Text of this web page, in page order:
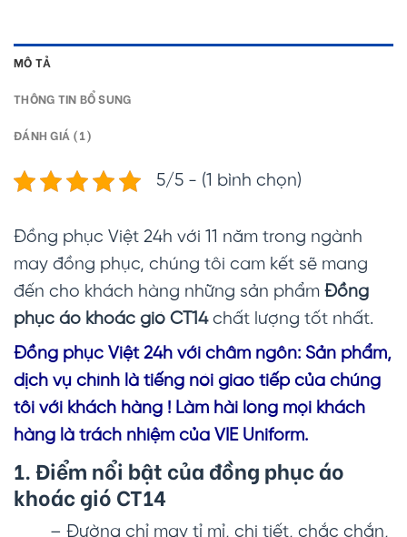
MÔ TẢ
THÔNG TIN BỔ SUNG
ĐÁNH GIÁ (1)
5/5 - (1 bình chọn)
Đồng phục Việt 24h với 11 năm trong ngành
may đồng phục, chúng tôi cam kết sẽ mang
đến cho khách hàng những sản phẩm Đồng
phục áo khoác gió CT14 chất lượng tốt nhất.
Đồng phục Việt 24h với châm ngôn: Sản phẩm,
dịch vụ chính là tiếng nói giao tiếp của chúng
tôi với khách hàng ! Làm hài lòng mọi khách
hàng là trách nhiệm của VIE Uniform.
1. Điểm nổi bật của đồng phục áo
khoác gió CT14
– Đường chỉ may tỉ mỉ, chi tiết, chắc chắn,